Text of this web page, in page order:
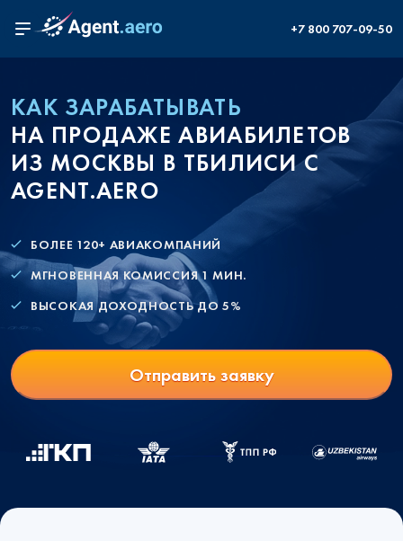
+7 800 707-09-50
КАК ЗАРАБАТЫВАТЬ
НА ПРОДАЖЕ АВИАБИЛЕТОВ
ИЗ МОСКВЫ В ТБИЛИСИ С
AGENT.AERO
БОЛЕЕ 120+ АВИАКОМПАНИЙ
МГНОВЕННАЯ КОМИССИЯ 1 МИН.
ВЫСОКАЯ ДОХОДНОСТЬ ДО 5%
Отправить заявку